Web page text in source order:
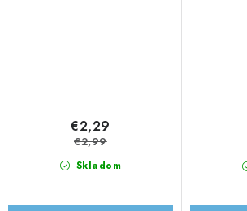
Skladom
€2,29
€2,99